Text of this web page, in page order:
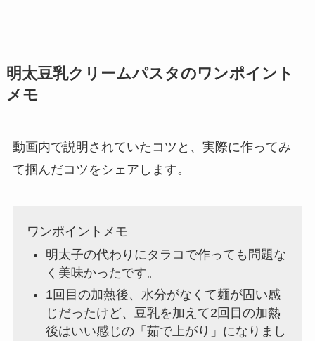
明太豆乳クリームパスタのワンポイント
メモ
動画内で説明されていたコツと、実際に作ってみ
て掴んだコツをシェアします。
ワンポイントメモ
明太子の代わりにタラコで作っても問題な
く美味かったです。
1回目の加熱後、水分がなくて麺が固い感
じだったけど、豆乳を加えて2回目の加熱
後はいい感じの「茹で上がり」になりまし